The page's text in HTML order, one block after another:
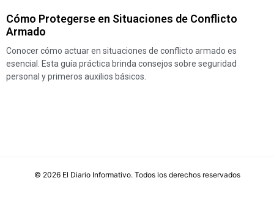
Cómo Protegerse en Situaciones de Conflicto
Armado
Conocer cómo actuar en situaciones de conflicto armado es
esencial. Esta guía práctica brinda consejos sobre seguridad
personal y primeros auxilios básicos.
© 2026 El Diario Informativo. Todos los derechos reservados